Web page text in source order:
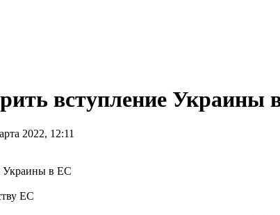
вступление Украины
2022, 12:11
ЕС